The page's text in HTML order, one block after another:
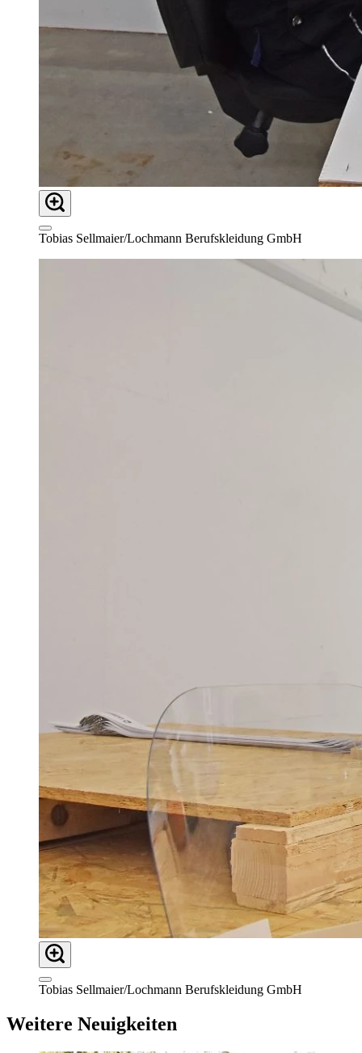
Tobias Sellmaier/Lochmann Berufskleidung GmbH
Tobias Sellmaier/Lochmann Berufskleidung GmbH
Weitere Neuigkeiten